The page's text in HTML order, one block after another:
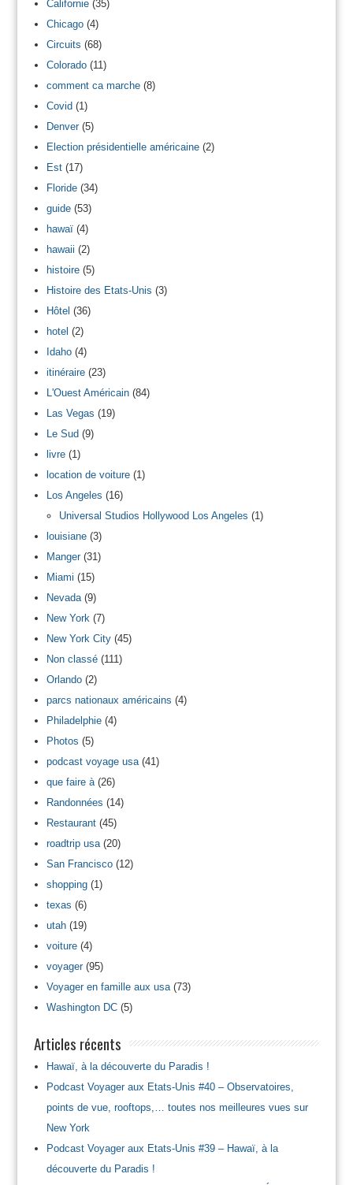
Californie(35)
Chicago(4)
Circuits (68)
Colorado(11)
comment ca marche(8)
Covid(1)
Denver(5)
Election présidentielle américaine(2)
Est(17)
Floride(34)
guide(53)
hawaï(4)
hawaii (2)
histoire(5)
Histoire des Etats-Unis (3)
Hôtel (36)
hotel (2)
Idaho(4)
itinéraire(23)
L'Ouest Américain(84)
Las Vegas (19)
Le Sud(9)
livre(1)
location de voiture(1)
Los Angeles (16)
Universal Studios Hollywood Los Angeles (1)
louisiane(3)
Manger(31)
Miami (15)
Nevada(9)
New York (7)
New York City(45)
Non classé(111)
Orlando(2)
parcs nationaux américains (4)
Philadelphie(4)
Photos (5)
podcast voyage usa(41)
que faire à(26)
Randonnées (14)
Restaurant(45)
roadtrip usa(20)
San Francisco(12)
shopping(1)
texas (6)
utah(19)
voiture(4)
voyager(95)
Voyager en famille aux usa(73)
Washington DC(5)
Articles récents
Hawaï, à la découverte du Paradis !
Podcast Voyager aux Etats-Unis #40 – Observatoires,
points de vue, rooftops,… toutes nos meilleures vues sur
New York
Podcast Voyager aux Etats-Unis #39 – Hawaï, à la
découverte du Paradis !